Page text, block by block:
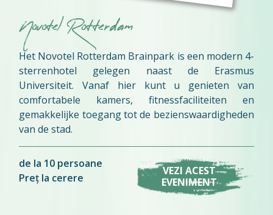
Novotel Rotterdam
Het Novotel Rotterdam Brainpark is een modern 4-
sterrenhotel gelegen naast de Erasmus
Universiteit. Vanaf hier kunt u genieten van
comfortabele kamers, fitnessfaciliteiten en
gemakkelijke toegang tot de bezienswaardigheden
van de stad.
de la 10 persoane
Preț la cerere
VEZI ACEST
EVENIMENT